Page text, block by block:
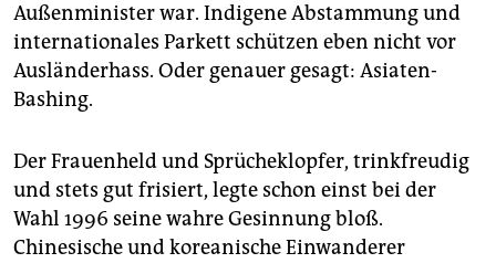
Außenminister war. Indigene Abstammung und
internationales Parkett schützen eben nicht vor
Ausländerhass. Oder genauer gesagt: Asiaten-
Bashing.
Der Frauenheld und Sprücheklopfer, trinkfreudig
und stets gut frisiert, legte schon einst bei der
Wahl 1996 seine wahre Gesinnung bloß.
Chinesische und koreanische Einwanderer